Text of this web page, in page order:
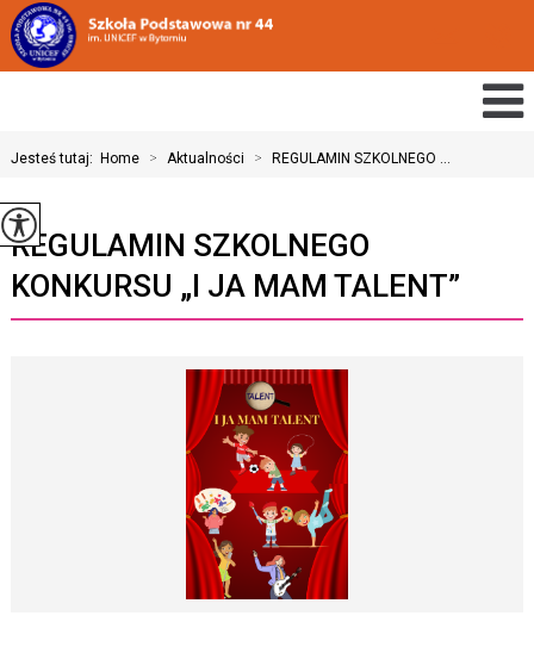
Jesteś tutaj: Home > Aktualności > REGULAMIN SZKOLNEGO ...
REGULAMIN SZKOLNEGO
KONKURSU „I JA MAM TALENT”